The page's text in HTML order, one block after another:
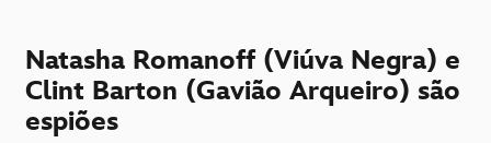
Natasha Romanoff (Viúva Negra) e
Clint Barton (Gavião Arqueiro) são
espiões